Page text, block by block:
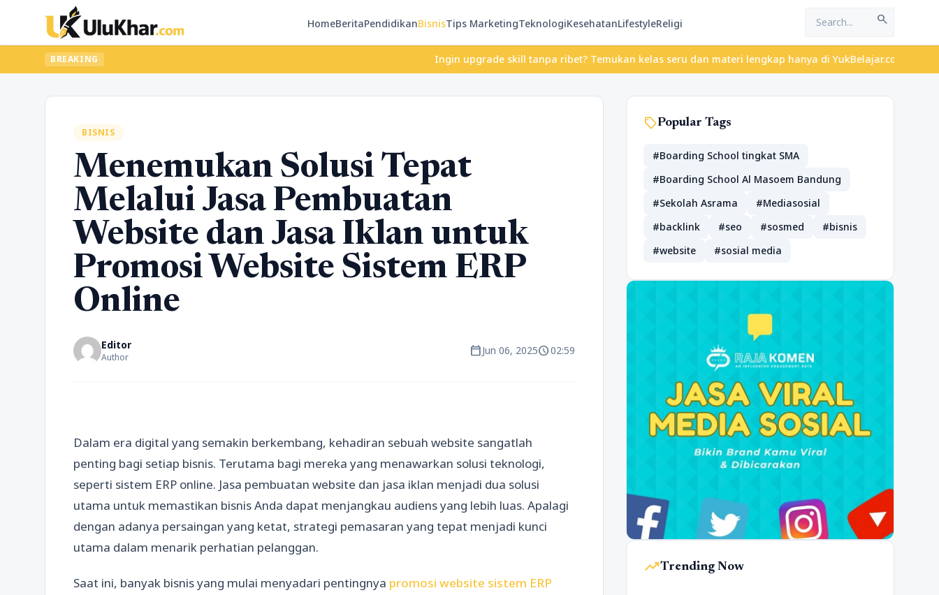
HomeBeritaPendidikanBisnisTips MarketingTeknologiKesehatanLifestyleReligi search
BREAKING Ingin upgrade skill tanpa ribet? Temukan kelas seru dan materi lengkap hanya di YukBelajar.com. Mulai
BISNIS
Menemukan Solusi Tepat
Melalui Jasa Pembuatan
Website dan Jasa Iklan untuk
Promosi Website Sistem ERP
Online
Editor
Author calendar_todayJun 06, 2025schedule02:59
Dalam era digital yang semakin berkembang, kehadiran sebuah website sangatlah
penting bagi setiap bisnis. Terutama bagi mereka yang menawarkan solusi teknologi,
seperti sistem ERP online. Jasa pembuatan website dan jasa iklan menjadi dua solusi
utama untuk memastikan bisnis Anda dapat menjangkau audiens yang lebih luas. Apalagi
dengan adanya persaingan yang ketat, strategi pemasaran yang tepat menjadi kunci
utama dalam menarik perhatian pelanggan.
Saat ini, banyak bisnis yang mulai menyadari pentingnya promosi website sistem ERP
sellPopular Tags
#Boarding School tingkat SMA
#Boarding School Al Masoem Bandung
#Sekolah Asrama
#Mediasosial
#backlink
#seo #sosmed
#bisnis
#website
#sosial media
trending_upTrending Now